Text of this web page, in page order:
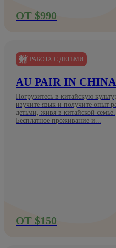
ОТ $990
РАБОТА С ДЕТЬМИ
AU PAIR IN CHINA
Погрузитесь в китайскую
изучите язык и получите опыт
детьми, живя в китайской семье.
Бесплатное проживание и...
ОТ $150